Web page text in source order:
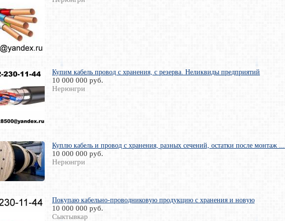
Купим кабель провод с хранения, с резерва. Неликвиды предприятий
10 000 000 руб.
Нерюнгри
Куплю кабель и провод с хранения, разных сечений, остатки после монтаж ...
10 000 000 руб.
Нерюнгри
Покупаю кабельно-проводниковую продукцию с хранения и новую
10 000 000 руб.
Сыктывкар